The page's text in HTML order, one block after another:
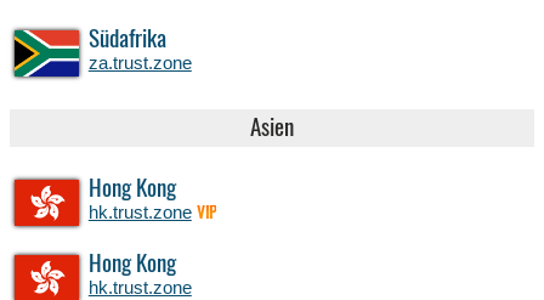
Südafrika
za.trust.zone
Asien
Hong Kong
hk.trust.zone VIP
Hong Kong
hk.trust.zone